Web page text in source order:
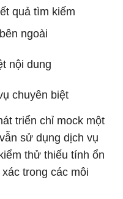
quả tìm kiếm
ngoài
nội dung
chuyên biệt
triển chỉ mock một
sử dụng dịch vụ
thử thiếu tính ổn
trong các môi